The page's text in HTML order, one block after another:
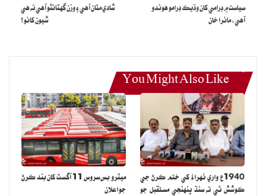
سياست ۾ ڊرامي کان وڌيڪ ڊرامو هوندو
آهي: مائرا خان
شادي مٿان آهي ۽ وزن گھٽائڻو آهي ته هي
شيون کائو؟
You Might Also Like
1940ع واري ٺهراءُ کي ختم ڪرڻ جي
ڪوشش ٿي ته سنڌ پنهنجي مستقبل جو
ميٽرو بس سروس 11 آگسٽ کان بند ڪرڻ
جو اعلان